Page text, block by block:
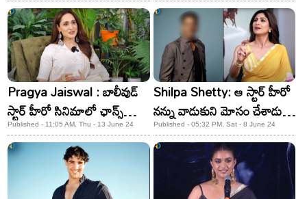
Pragya Jaiswal : బాలీవుడ్
స్టార్ హీరో సినిమాలో ఛాన్స్
కొట్టేసిన.. ప్రగ్య జైస్వాల్
Published - 11:05 AM, Thu - 13 June 24
Shilpa Shetty: ఆ స్టార్‌ హీరో
నన్ను వాడుకుని మోసం చేశాడు..
శిల్పా శెట్టి సంచలన వ్యాఖ్యలు
Published - 05:32 PM, Sat - 8 June 24